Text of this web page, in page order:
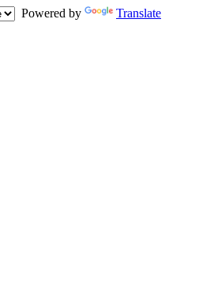
Powered by
Translate